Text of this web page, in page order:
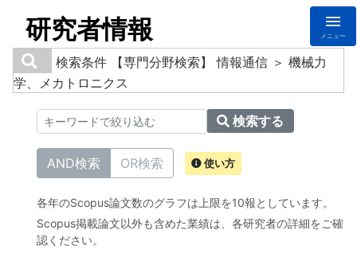
研究者情報 メニュー
検索条件
【専門分野検索】 情報通信 ＞ 機械力
学、メカトロニクス
検索する
AND検索 OR検索 使い方
各年のScopus論文数のグラフは上限を10報としています。
Scopus掲載論文以外も含めた業績は、各研究者の詳細をご確
認ください。